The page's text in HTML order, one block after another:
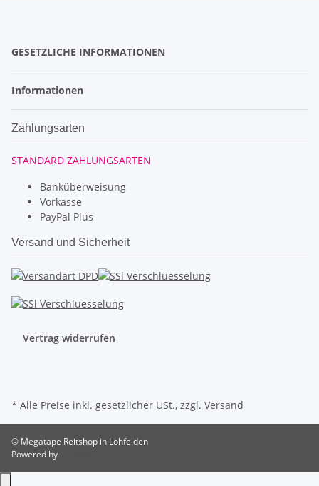
GESETZLICHE INFORMATIONEN
Informationen
Zahlungsarten
STANDARD ZAHLUNGSARTEN
Banküberweisung
Vorkasse
PayPal Plus
Versand und Sicherheit
Vertrag widerrufen
* Alle Preise inkl. gesetzlicher USt., zzgl. Versand
© Megatape Reitshop in Lohfelden
Powered by